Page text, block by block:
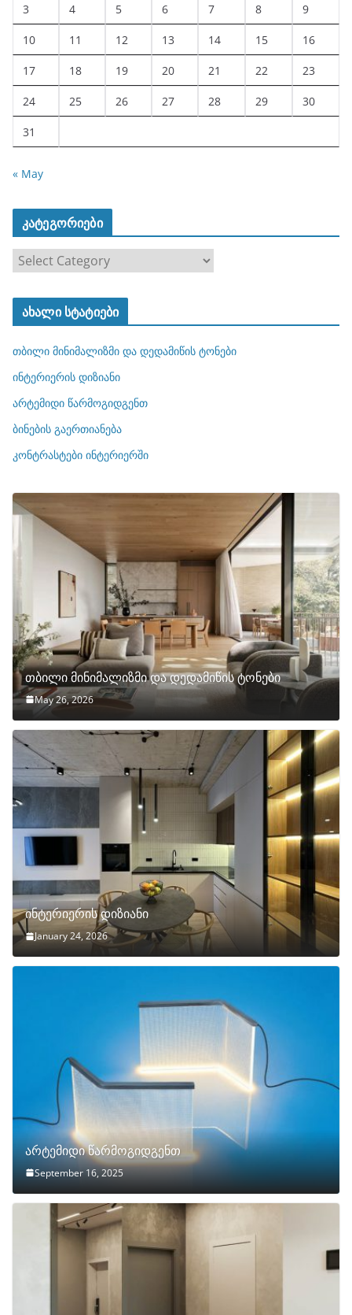
3 4 5 6 7 8 9
10 11 12 13 14 15 16
17 18 19 20 21 22 23
24 25 26 27 28 29 30
31
« May
კატეგორიები
ა
ტ
ო
რ
ბ
ი
ახალი სტატიები
თბილი მინიმალიზმი და დედამიწის ტონები
ინტერიერის დიზიანი
არტემიდი წარმოგიდგენთ
ბინების გაერთიანება
კონტრასტები ინტერიერში
თბილი მინიმალიზმი და დედამიწის ტონები
May 26, 2026
ინტერიერის დიზიანი
January 24, 2026
არტემიდი წარმოგიდგენთ
September 16, 2025